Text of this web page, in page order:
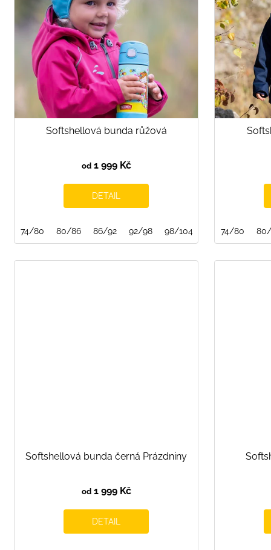
r
k
t
ů
Softshellová bunda růžová
od1 999 Kč
DETAIL
74/80 80/86 86/92 92/98 98/104 104/110 110/
74/80
Softshellová bunda černá Prázdniny
od1 999 Kč
DETAIL